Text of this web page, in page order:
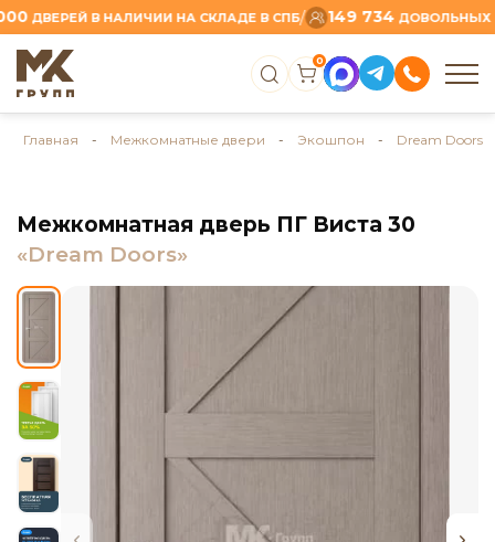
В НАЛИЧИИ НА СКЛАДЕ В СПБ/ 149 734 ДОВОЛЬНЫХ
0
Главная - Межкомнатные двери - Экошпон - Dream Doors
Межкомнатная дверь ПГ Виста 30
«Dream Doors»